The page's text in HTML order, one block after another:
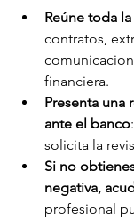
Reúne toda
contratos,
financiera.
Presenta una
ante el banco
solicita la
Si no
negativa,
profesional